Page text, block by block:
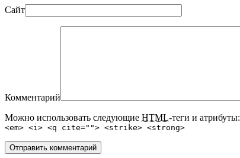
Сайт
Комментарий
Можно использовать следующие HTML-теги и атрибуты:
<em> <i> <q cite=""> <strike> <strong>